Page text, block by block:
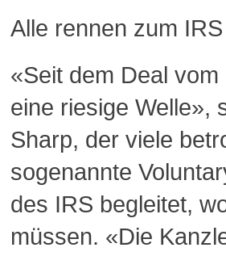
Alle rennen zum IRS
«Seit dem Deal
eine riesige Welle»,
Sharp, der viele
sogenannte
des IRS begleitet,
müssen. «Die